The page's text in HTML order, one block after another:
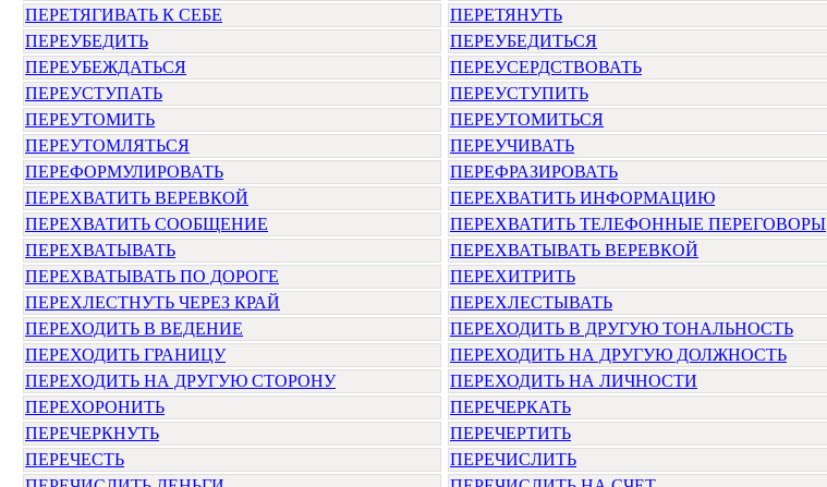
ПЕРЕТЯГИВАТЬ К СЕБЕ
ПЕРЕТЯНУТЬ
ПЕРЕУБЕДИТЬ
ПЕРЕУБЕДИТЬСЯ
ПЕРЕУБЕЖДАТЬСЯ
ПЕРЕУСЕРДСТВОВАТЬ
ПЕРЕУСТУПАТЬ
ПЕРЕУСТУПИТЬ
ПЕРЕУТОМИТЬ
ПЕРЕУТОМИТЬСЯ
ПЕРЕУТОМЛЯТЬСЯ
ПЕРЕУЧИВАТЬ
ПЕРЕФОРМУЛИРОВАТЬ
ПЕРЕФРАЗИРОВАТЬ
ПЕРЕХВАТИТЬ ВЕРЕВКОЙ
ПЕРЕХВАТИТЬ ИНФОРМАЦИЮ
ПЕРЕХВАТИТЬ СООБЩЕНИЕ
ПЕРЕХВАТИТЬ ТЕЛЕФОННЫЕ ПЕРЕГОВОРЫ
ПЕРЕХВАТЫВАТЬ
ПЕРЕХВАТЫВАТЬ ВЕРЕВКОЙ
ПЕРЕХВАТЫВАТЬ ПО ДОРОГЕ
ПЕРЕХИТРИТЬ
ПЕРЕХЛЕСТНУТЬ ЧЕРЕЗ КРАЙ
ПЕРЕХЛЕСТЫВАТЬ
ПЕРЕХОДИТЬ В ВЕДЕНИЕ
ПЕРЕХОДИТЬ В ДРУГУЮ ТОНАЛЬНОСТЬ
ПЕРЕХОДИТЬ ГРАНИЦУ
ПЕРЕХОДИТЬ НА ДРУГУЮ ДОЛЖНОСТЬ
ПЕРЕХОДИТЬ НА ДРУГУЮ СТОРОНУ
ПЕРЕХОДИТЬ НА ЛИЧНОСТИ
ПЕРЕХОРОНИТЬ
ПЕРЕЧЕРКАТЬ
ПЕРЕЧЕРКНУТЬ
ПЕРЕЧЕРТИТЬ
ПЕРЕЧЕСТЬ
ПЕРЕЧИСЛИТЬ